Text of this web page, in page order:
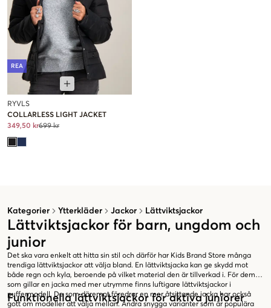
Kategorier Ytterkläder Jackor Lättviktsjackor
Lättviktsjackor för barn, ungdom och
junior
Det ska vara enkelt att hitta sin stil och därför har Kids Brand Store många
trendiga lättviktsjackor att välja bland. En lättviktsjacka kan ge skydd mot
både regn och kyla, beroende på vilket material den är tillverkad i. För dem
som gillar en jacka med mer utrymme finns luftigare lättviktsjackor i
puffermodell. De som däremot föredrar en mer åtsittande jacka har också
gott om modeller att välja mellan. Andra snygga varianter som är populära
Funktionella lättviktsjackor för aktiva juniorer
REA
RYVLS
COLLARLESS LIGHT JACKET
349,50 kr699 kr